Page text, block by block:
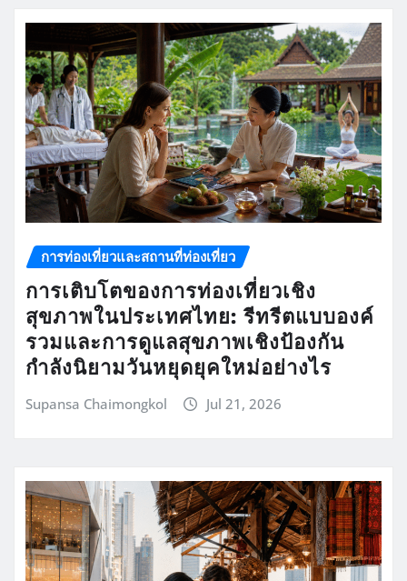
การท่องเที่ยวและสถานที่ท่องเที่ยว
การเติบโตของการท่องเที่ยวเชิง
สุขภาพในประเทศไทย: รีทรีตแบบองค์
รวมและการดูแลสุขภาพเชิงป้องกัน
กำลังนิยามวันหยุดยุคใหม่อย่างไร
Supansa Chaimongkol Jul 21, 2026